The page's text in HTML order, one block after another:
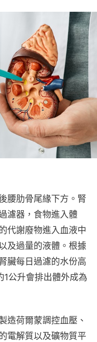
腰肋骨尾緣下方。腎
濾器，食物進入體
代謝廢物進入血液中
及過量的液體。根據
臟每日過濾的水份高
公升會排出體外成為
造荷爾蒙調控血壓、
電解質以及礦物質平